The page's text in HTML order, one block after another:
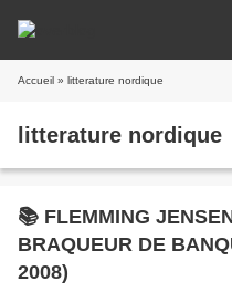
Accueil » litterature nordique
litterature nordique
📚 FLEMMING
BRAQUEUR DE
2008)